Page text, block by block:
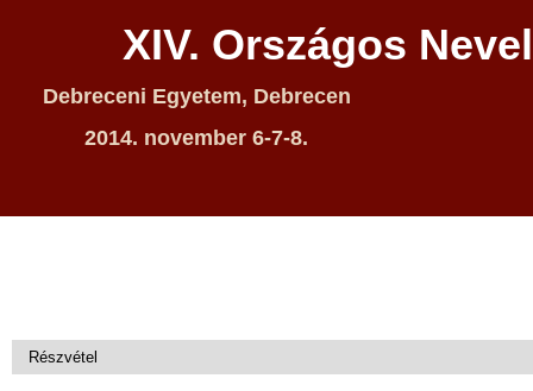
XIV. Országos
Debreceni Egyetem, Debrecen
2014. november 6-7-8.